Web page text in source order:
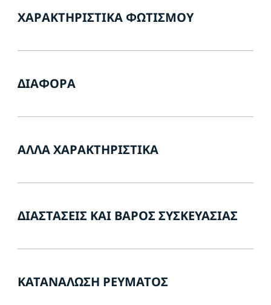
ΧΑΡΑΚΤΗΡΙΣΤΙΚΆ ΦΩΤΙΣΜΟΎ
ΔΙΆΦΟΡΑ
ΆΛΛΑ ΧΑΡΑΚΤΗΡΙΣΤΙΚΆ
ΔΙΑΣΤΆΣΕΙΣ ΚΑΙ ΒΆΡΟΣ ΣΥΣΚΕΥΑΣΊΑΣ
ΚΑΤΑΝΆΛΩΣΗ ΡΕΎΜΑΤΟΣ